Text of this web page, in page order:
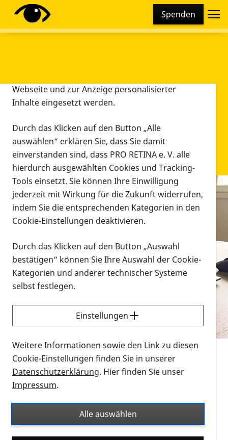
Spenden
Infomaterial
Infomaterial
Vorlesen
Alle Infomaterialien in verschiedenen
Formaten an einem Ort
Sie möchten wissen, wie Sie nach Infonmaterial
suchen und dieses bestellen bzw. herunterladen
können? Schauen Sie sich dieErklärvideos zum
Thema Infomaterial auf der PRO RETINA-Website
für blinde und sehbehinderte Menschen an.
Auf dieser Seite finden Sie sämtliches Infomaterial
Ort. Nutzen Sie den Formatfilter, um ausschließlich
nach Flyern und Broschüren, Audios oder Videos zu
suchen. Die meisten Flyer und Broschüren werden in
Diese Webseite setzt verschiedene Cookies und
Tracking-Tools ein. Dies beinhaltet Cookies und
Webseite und zur Anzeige personalisierter
Inhalte eingesetzt werden.
Durch das Klicken auf den Button „Alle
auswählen“ erklären Sie, dass Sie damit
einverstanden sind, dass PRO RETINA e. V. alle
hierdurch ausgewählten Cookies und Tracking-
Tools einsetzt. Sie können Ihre Einwilligung
jederzeit mit Wirkung für die Zukunft widerrufen,
indem Sie die entsprechenden Kategorien in den
Cookie-Einstellungen deaktivieren.
Durch das Klicken auf den Button „Auswahl
bestätigen“ können Sie Ihre Auswahl der Cookie-
Kategorien und anderer technischer Systeme
selbst festlegen.
Einstellungen
Weitere Informationen sowie den Link zu diesen
Cookie-Einstellungen finden Sie in unserer
Datenschutzerklärung. Hier finden Sie unser
Impressum.
Alle auswählen